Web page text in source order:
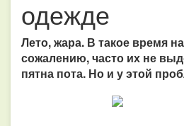
одежде
Лето, жара. В такое время
сожалению, часто их не
пятна пота. Но и у этой